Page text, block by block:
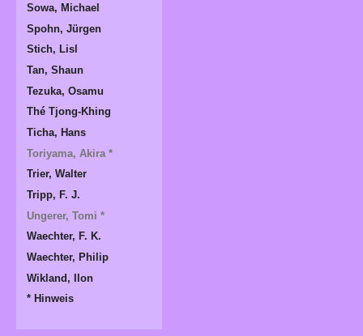
Sowa, Michael
Spohn, Jürgen
Stich, Lisl
Tan, Shaun
Tezuka, Osamu
Thé Tjong-Khing
Ticha, Hans
Toriyama, Akira *
Trier, Walter
Tripp, F. J.
Ungerer, Tomi *
Waechter, F. K.
Waechter, Philip
Wikland, Ilon
* Hinweis